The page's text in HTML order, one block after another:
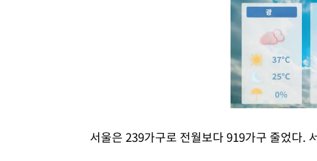
서울은 239가구로 전월보다 919가구 줄었다.